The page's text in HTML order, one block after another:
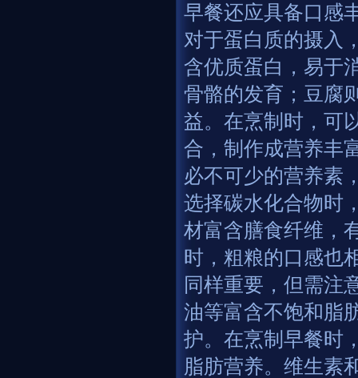
早餐还应具备口感
对于蛋白质的摄入
含优质蛋白，易于
骨骼的发育；豆腐
益。在烹制时，可
合，制作成营养丰
必不可少的营养素
选择碳水化合物时
材富含膳食纤维，
时，粗粮的口感也
同样重要，但需注
油等富含不饱和脂
护。在烹制早餐时
脂肪营养。维生素